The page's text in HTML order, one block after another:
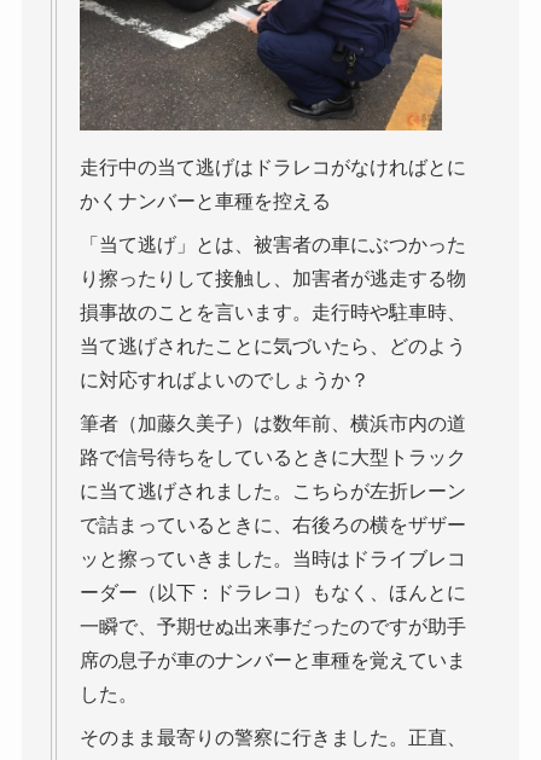
走行中の当て逃げはドラレコがなければとに
かくナンバーと車種を控える
「当て逃げ」とは、被害者の車にぶつかった
り擦ったりして接触し、加害者が逃走する物
損事故のことを言います。走行時や駐車時、
当て逃げされたことに気づいたら、どのよう
に対応すればよいのでしょうか？
筆者（加藤久美子）は数年前、横浜市内の道
路で信号待ちをしているときに大型トラック
に当て逃げされました。こちらが左折レーン
で詰まっているときに、右後ろの横をザザー
ッと擦っていきました。当時はドライブレコ
ーダー（以下：ドラレコ）もなく、ほんとに
一瞬で、予期せぬ出来事だったのですが助手
席の息子が車のナンバーと車種を覚えていま
した。
そのまま最寄りの警察に行きました。正直、